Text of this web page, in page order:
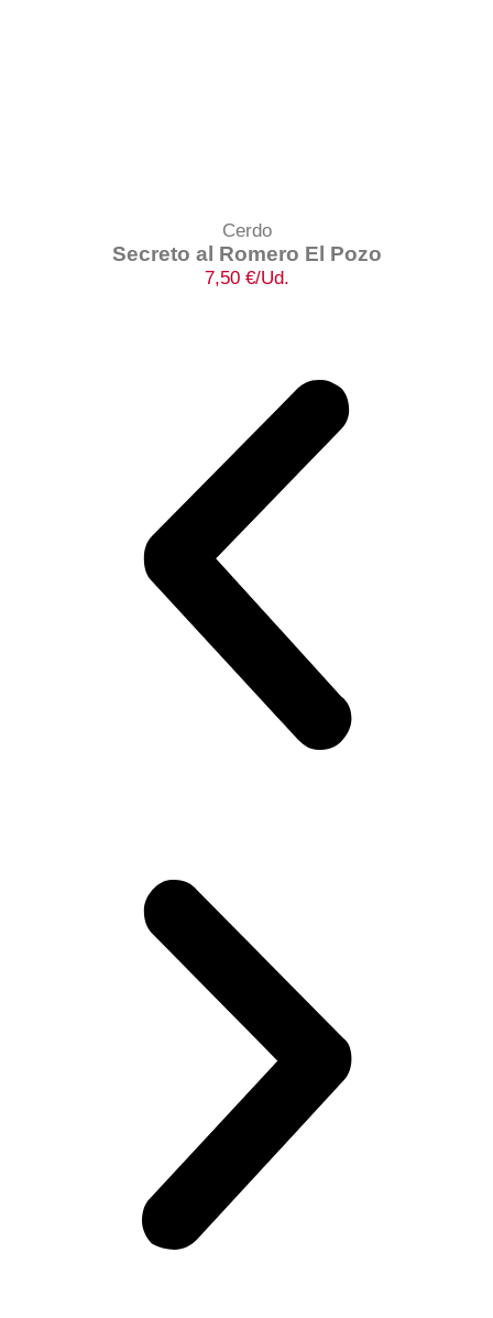
Cerdo
Secreto al Romero El Pozo
7,50 €/Ud.